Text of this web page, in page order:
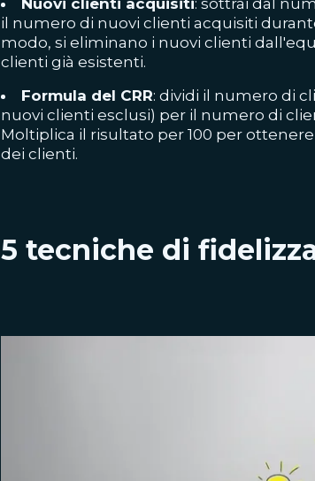
Nuovi clienti acquisiti: sottrai dal
il numero di nuovi clienti acquisiti
modo, si eliminano i nuovi clienti
clienti già esistenti.
Formula del CRR: dividi il numero di
nuovi clienti esclusi) per il numero di
Moltiplica il risultato per 100 per
dei clienti.
5 tecniche di